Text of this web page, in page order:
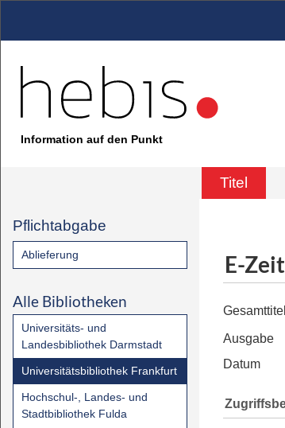
Information auf den Punkt
Titel
Pflichtabgabe
Ablieferung
Alle Bibliotheken
Universitäts- und
Landesbibliothek Darmstadt
Universitätsbibliothek Frankfurt
Hochschul-, Landes- und
Stadtbibliothek Fulda
E-
Gesamttitel
Ausgabe
Datum